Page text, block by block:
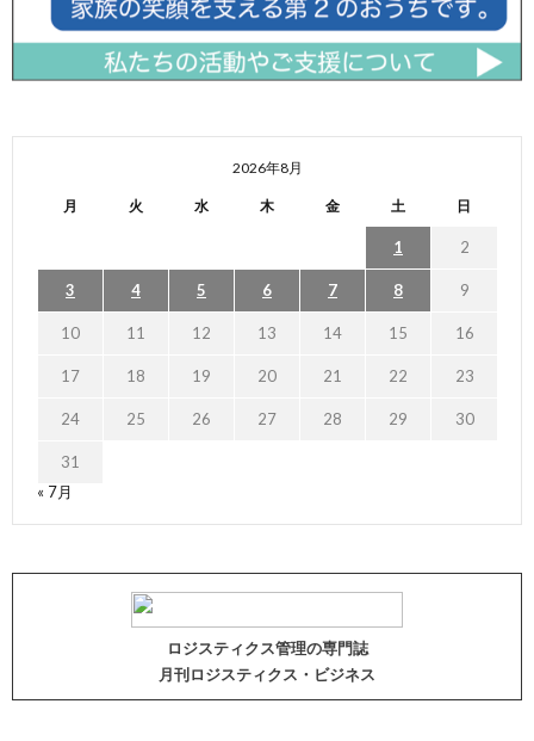
2026年8月
月 火 水 木 金 土 日
1 2
3 4 5 6 7 8 9
10 11 12 13 14 15 16
17 18 19 20 21 22 23
24 25 26 27 28 29 30
31
« 7月
ロジスティクス管理の専門誌
月刊ロジスティクス・ビジネス